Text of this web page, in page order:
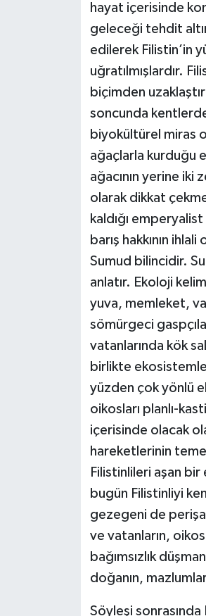
hayat içerisinde
geleceği tehdit
edilerek Filistin’in
uğratılmışlardır.
biçimden
soncunda
biyokültürel miras
ağaçlarla kurduğu
ağacının yerine
olarak dikkat
kaldığı
barış hakkının
Sumud bilincidir.
anlatır. Ekoloji
yuva, memleket,
sömürgeci
vatanlarında kök
birlikte
yüzden çok yönlü
oikosları planlı-
içerisinde olacak
hareketlerinin
Filistinlileri aşan
bugün Filistinliyi
gezegeni de
ve vatanların,
bağımsızlık
doğanın,
Söyleşi